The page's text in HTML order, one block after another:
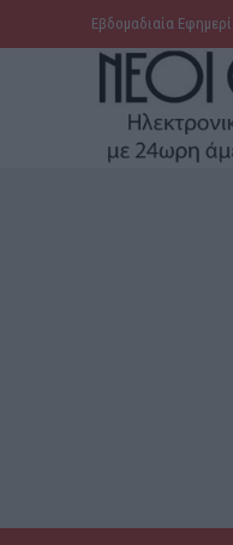
Εβδομαδιαία